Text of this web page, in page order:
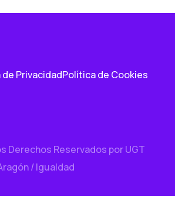
PrivacidadPolítica de Cookies
Derechos Reservados por UGT
/ Igualdad
Contacto